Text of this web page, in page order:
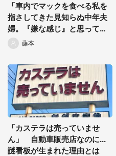
「車内でマックを食べる私を
指さしてきた見知らぬ中年夫
婦。『嫌な感じ』と思ってい
たらコンコンとノックさ
れ...」（福島県・20代女性）
藤本
「カステラは売っていませ
ん」 自動車販売店なのに...
謎看板が生まれた理由とは